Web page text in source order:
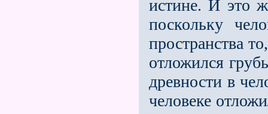
истине. И это
поскольку
пространства
отложился
древности в
человеке